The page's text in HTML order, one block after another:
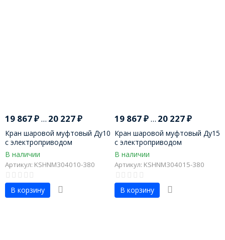
19 867₽... 20 227₽
Кран шаровой муфтовый Ду10
с электроприводом
В наличии
Артикул: KSHNM304010-380
В корзину
19 867₽... 20 227₽
Кран шаровой муфтовый Ду15
с электроприводом
В наличии
Артикул: KSHNM304015-380
В корзину